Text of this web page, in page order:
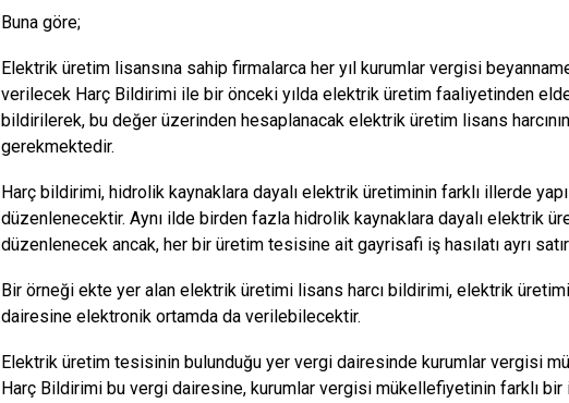
Buna göre;
Elektrik üretim lisansına sahip firmalarca her yıl kurumlar vergisi
verilecek Harç Bildirimi ile bir önceki yılda elektrik üretim faaliyetinden
bildirilerek, bu değer üzerinden hesaplanacak elektrik üretim lisans
gerekmektedir.
Harç bildirimi, hidrolik kaynaklara dayalı elektrik üretiminin farklı illerde
düzenlenecektir. Aynı ilde birden fazla hidrolik kaynaklara dayalı elektrik
düzenlenecek ancak, her bir üretim tesisine ait gayrisafi iş hasılatı ayrı
Bir örneği ekte yer alan elektrik üretimi lisans harcı bildirimi, elektrik
dairesine elektronik ortamda da verilebilecektir.
Elektrik üretim tesisinin bulunduğu yer vergi dairesinde kurumlar vergisi
Harç Bildirimi bu vergi dairesine, kurumlar vergisi mükellefiyetinin farklı